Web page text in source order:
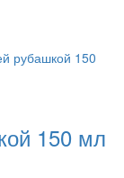
150 мл